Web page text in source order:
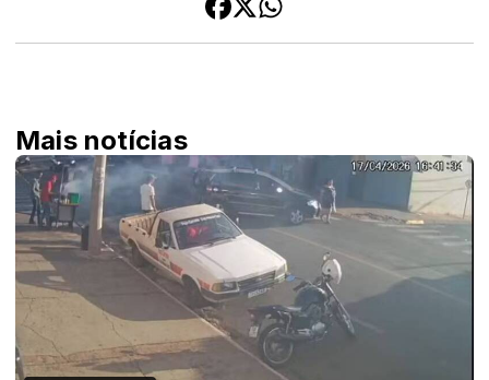
Mais notícias